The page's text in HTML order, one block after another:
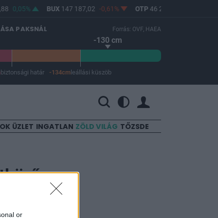
or
0,05% BUX147 187,02 -0,61% OTP 46 230
PAKSNÁL Forrás: OVF, HAEA
-130 cm
biztonsági határ -134cm leállási küszöb
ÜZLET INGATLAN ZÖLD VILÁG TŐZSDE